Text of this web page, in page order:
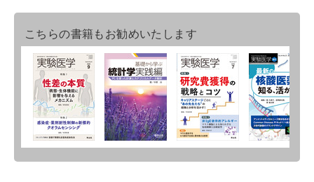
こちらの書籍もお勧めいたします